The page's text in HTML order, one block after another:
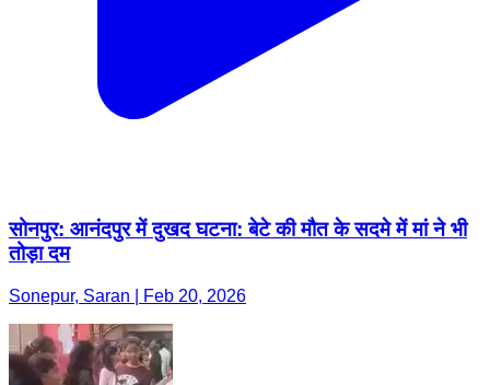
सोनपुर: आनंदपुर में दुखद घटना: बेटे की मौत के सदमे में मां ने भी
तोड़ा दम
Sonepur, Saran | Feb 20, 2026